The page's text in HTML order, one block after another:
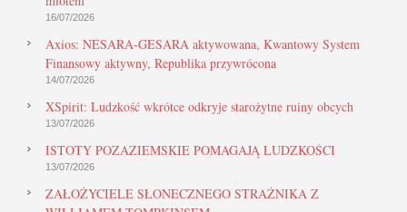
16/07/2026
Axios: NESARA-GESARA aktywowana, Kwantowy System
Finansowy aktywny, Republika przywrócona
14/07/2026
XSpirit: Ludzkość wkrótce odkryje starożytne ruiny obcych
13/07/2026
ISTOTY POZAZIEMSKIE POMAGAJĄ LUDZKOŚCI
13/07/2026
ZAŁOŻYCIELE SŁONECZNEGO STRAŻNIKA Z